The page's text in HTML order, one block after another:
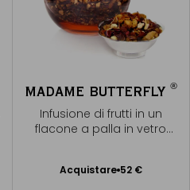
MADAME BUTTERFLY ®
Infusione di frutti in un
flacone a palla in vetro
Acquistare 52 €
Aggiungere